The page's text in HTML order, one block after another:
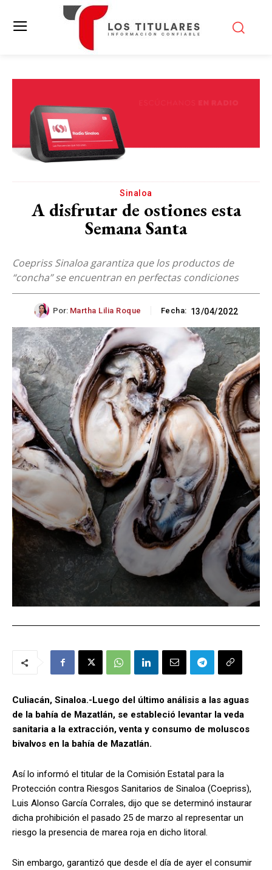
Sinaloa
A disfrutar de ostiones esta
Semana Santa
Coepriss Sinaloa garantiza que los productos de
“concha” se encuentran en perfectas condiciones
Por: Martha Lilia Roque Fecha: 13/04/2022
Culiacán, Sinaloa.-Luego del último análisis a las aguas
de la bahía de Mazatlán, se estableció levantar la veda
sanitaria a la extracción, venta y consumo de moluscos
bivalvos en la bahía de Mazatlán.
Así lo informó el titular de la Comisión Estatal para la
Protección contra Riesgos Sanitarios de Sinaloa (Coepriss),
Luis Alonso García Corrales, dijo que se determinó instaurar
dicha prohibición el pasado 25 de marzo al representar un
riesgo la presencia de marea roja en dicho litoral.
Sin embargo, garantizó que desde el día de ayer el consumir